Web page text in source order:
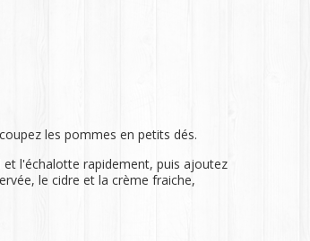
les pommes en petits dés.
et l'échalotte rapidement, puis ajoutez
le cidre et la crème fraiche,